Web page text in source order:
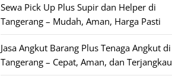
Sewa Pick Up Plus Supir dan Helper di
Tangerang – Mudah, Aman, Harga Pasti
Jasa Angkut Barang Plus Tenaga Angkut di
Tangerang – Cepat, Aman, dan Terjangkau